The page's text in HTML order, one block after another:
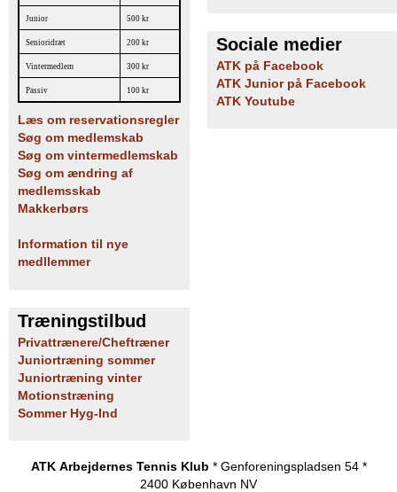
Junior 500 kr
Senioridræt 200 kr
Vintermedlem 300 kr
Passiv 100 kr
Læs om reservationsregler
Søg om medlemskab
Søg om vintermedlemskab
Søg om ændring af
medlemsskab
Makkerbørs
Information til nye
medllemmer
Træningstilbud
Privattrænere/Cheftræner
Juniortræning sommer
Juniortræning vinter
Motionstræning
Sommer Hyg-Ind
Sociale medier
ATK på Facebook
ATK Junior på Facebook
ATK Youtube
ATK Arbejdernes Tennis Klub * Genforeningspladsen 54 *
2400 København NV